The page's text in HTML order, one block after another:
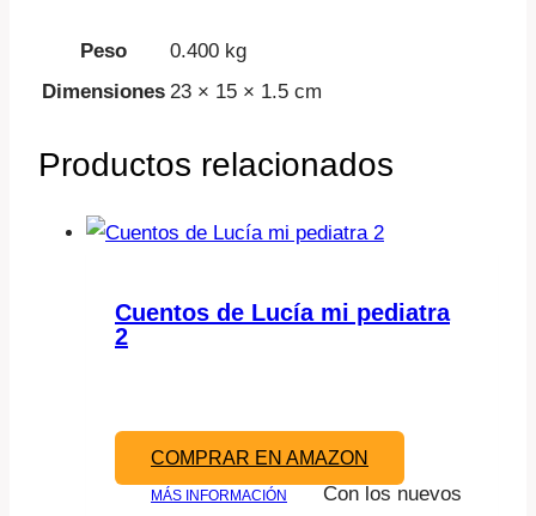
Peso
0.400 kg
Dimensiones 23 × 15 × 1.5 cm
Productos relacionados
Cuentos de Lucía mi pediatra
2
COMPRAR EN AMAZON
MÁS INFORMACIÓN
Con los nuevos